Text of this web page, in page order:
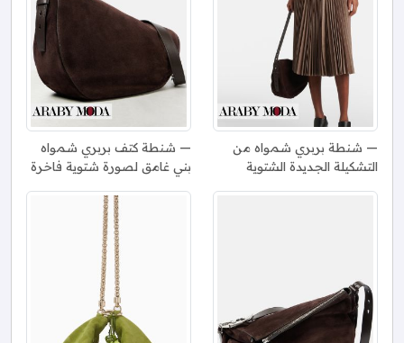
شنطة بربري شمواه من
التشكيلة الجديدة الشتوية
شنطة كتف بربري شمواه
بني غامق لصورة شتوية فاخرة